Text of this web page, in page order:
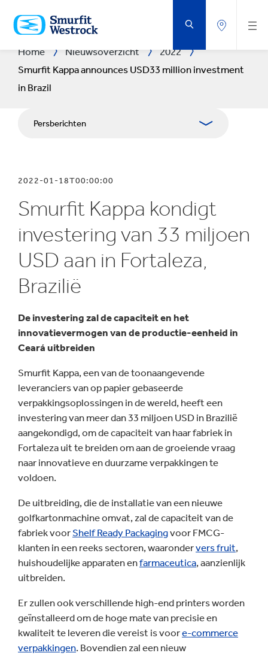
NAAR
DE
BELANGRIJKSTE
Home Nieuwsoverzicht
2022
Smurfit Kappa announces USD33 million investment
in Brazil
Persberichten
Mediabetrekkingen
Blog
2022-01-18T00:00:00
Smurfit Kappa kondigt
investering van 33 miljoen
USD aan in Fortaleza,
Brazilië
De investering zal de capaciteit en het
innovatievermogen van de productie-eenheid in
Ceará uitbreiden
Smurfit Kappa, een van de toonaangevende
leveranciers van op papier gebaseerde
verpakkingsoplossingen in de wereld, heeft een
investering van meer dan 33 miljoen USD in Brazilië
aangekondigd, om de capaciteit van haar fabriek in
Fortaleza uit te breiden om aan de groeiende vraag
naar innovatieve en duurzame verpakkingen te
voldoen.
De uitbreiding, die de installatie van een nieuwe
golfkartonmachine omvat, zal de capaciteit van de
fabriek voor Shelf Ready Packagingvoor FMCG-
klanten in een reeks sectoren, waarondervers fruit,
huishoudelijke apparaten enfarmaceutica, aanzienlijk
uitbreiden.
Er zullen ook verschillende high-end printers worden
geïnstalleerd om de hoge mate van precisie en
kwaliteit te leveren die vereist is voore-commerce
verpakkingen. Bovendien zal een nieuw